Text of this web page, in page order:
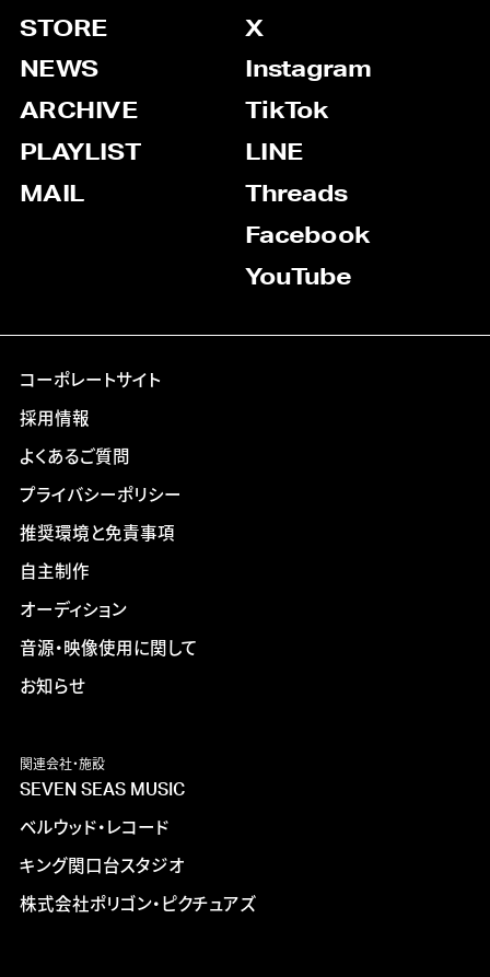
STORE
NEWS
ARCHIVE
PLAYLIST
MAIL
X
Instagram
TikTok
LINE
Threads
Facebook
YouTube
コーポレートサイト
採用情報
よくあるご質問
プライバシーポリシー
推奨環境と免責事項
自主制作
オーディション
音源・映像使用に関して
お知らせ
関連会社・施設
SEVEN SEAS MUSIC
ベルウッド・レコード
キング関口台スタジオ
株式会社ポリゴン・ピクチュアズ